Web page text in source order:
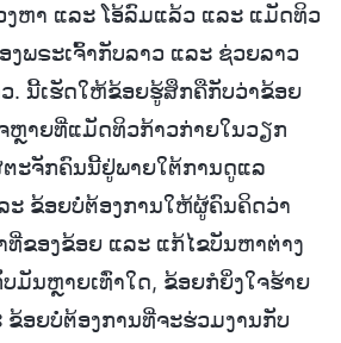
ຫາ ແລະ ໂອ້ລົມແລ້ວ ແລະ ແມັດທິວ
ງພຣະເຈົ້າກັບລາວ ແລະ ຊ່ວຍລາວ
. ນີ້ເຮັດໃຫ້ຂ້ອຍຮູ້ສຶກຄືກັບວ່າຂ້ອຍ
າຍທີ່ແມັດທິວກ້າວກ່າຍໃນວຽກ
ະຈັກຄົນນີ້ຢູ່ພາຍໃຕ້ການດູແລ
ະ ຂ້ອຍບໍ່ຕ້ອງການໃຫ້ຜູ້ຄົນຄິດວ່າ
ຂອງຂ້ອຍ ແລະ ແກ້ໄຂບັນຫາຕ່າງ
ມັນຫຼາຍເທົ່າໃດ, ຂ້ອຍກໍຍິ່ງໃຈຮ້າຍ
ອຍບໍ່ຕ້ອງການທີ່ຈະຮ່ວມງານກັບ